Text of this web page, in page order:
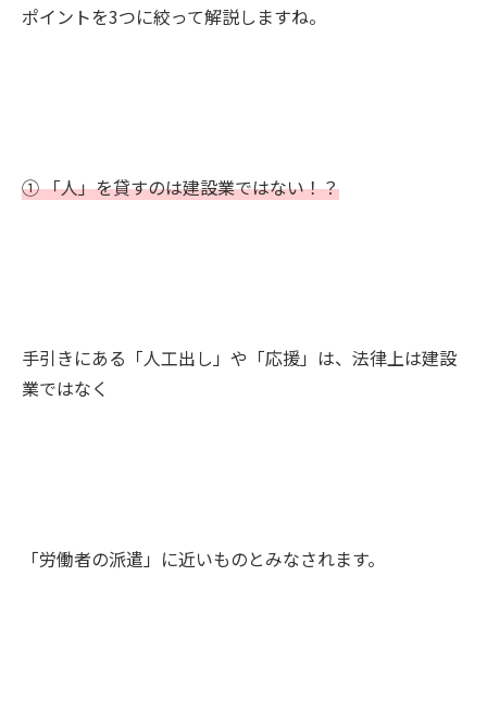
ポイントを3つに絞って解説しますね。
① 「人」を貸すのは建設業ではない！？
手引きにある「人工出し」や「応援」は、法律上は建設
業ではなく
「労働者の派遣」に近いものとみなされます。